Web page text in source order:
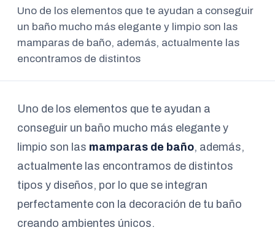
Uno de los elementos que te ayudan a conseguir
un baño mucho más elegante y limpio son las
mamparas de baño, además, actualmente las
encontramos de distintos
Uno de los elementos que te ayudan a
conseguir un baño mucho más elegante y
limpio son las mamparas de baño, además,
actualmente las encontramos de distintos
tipos y diseños, por lo que se integran
perfectamente con la decoración de tu baño
creando ambientes únicos.